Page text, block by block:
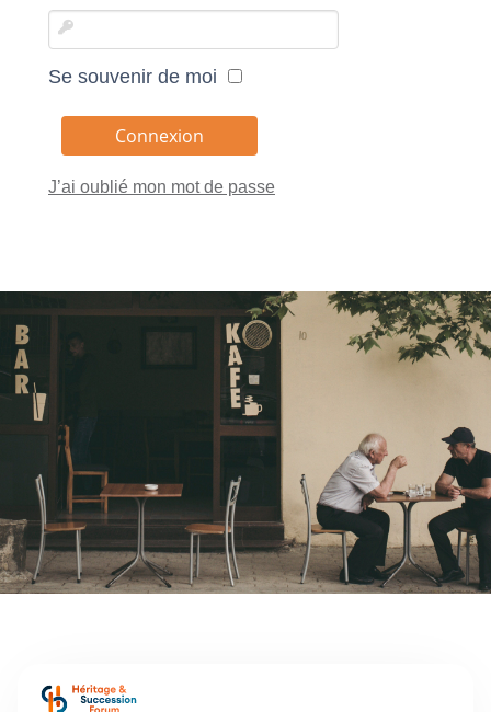
Se souvenir de moi
J’ai oublié mon mot de passe